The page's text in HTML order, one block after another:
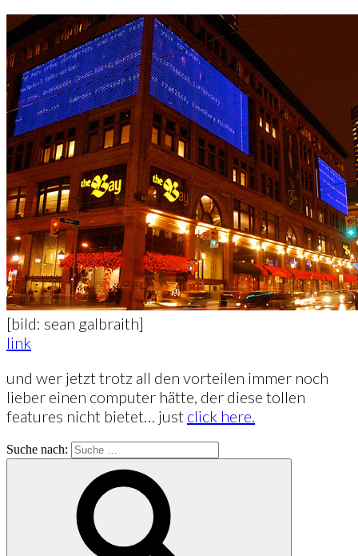
[bild: sean galbraith]
link
und wer jetzt trotz all den vorteilen immer noch
lieber einen computer hätte, der diese tollen
features nicht bietet… just click here.
Suche nach: